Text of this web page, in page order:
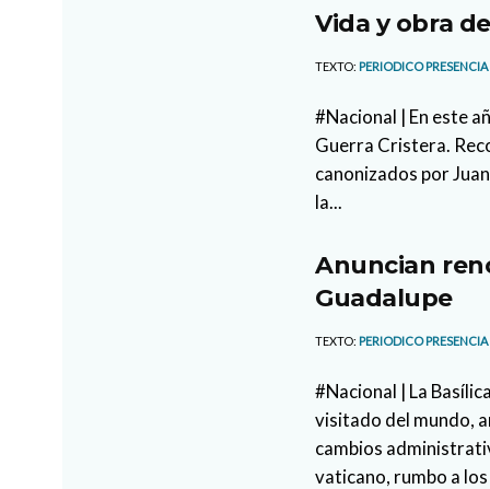
Vida y obra
TEXTO: PERIODICO PRESENCIA
#Nacional | En este
Guerra Cristera.
canonizados por
la...
Anuncian
Guadalupe
TEXTO: PERIODICO PRESENCIA
#Nacional | La
visitado del mundo,
cambios
vaticano, rumbo a